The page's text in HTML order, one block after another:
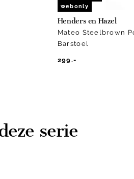
webonly
Henders en Hazel
Mateo Steelbrown
Barstoel
299.-
serie